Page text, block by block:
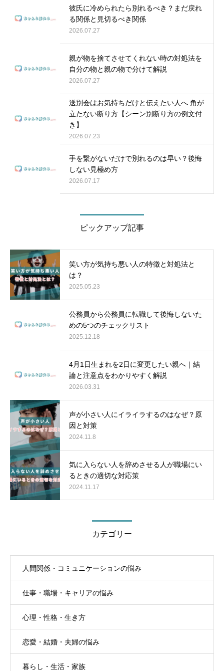
彼氏に冷められたら別れるべき？まだ戻れ
る関係と見切るべき関係
2026.07.27
親が物を捨てさせてくれない時の対処法を
自分の物と親の物で分けて解説
2026.07.27
送別会はお気持ちだけと伝えたい人へ 角が
立たない断り方【シーン別断り方の例文付
き】
2026.07.23
手を繋がないだけで別れるのは早い？後悔
しない見極め方
2026.07.17
ピックアップ記事
笑い方が気持ち悪い人の特徴と対処法と
は？
2025.05.23
公務員から公務員に転職して後悔しないた
めの5つのチェックリスト
2025.12.18
4月1日生まれを2日に変更したい親へ｜結
論と注意点をわかりやすく解説
2026.03.31
声が小さい人にイライラするのはなぜ？原
因と対策
2024.11.8
気に入らない人を辞めさせる人が職場にい
るときの適切な対応策
2024.11.17
カテゴリー
人間関係・コミュニケーションの悩み
仕事・職場・キャリアの悩み
心理・性格・生き方
恋愛・結婚・夫婦の悩み
暮らし・生活・家族